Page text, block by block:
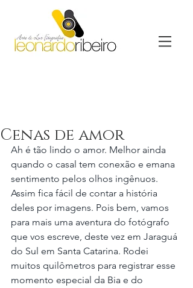
Cenas de amor
Ah é tão lindo o amor. Melhor ainda
quando o casal tem conexão e emana
sentimento pelos olhos ingênuos.
Assim fica fácil de contar a história
deles por imagens. Pois bem, vamos
para mais uma aventura do fotógrafo
que vos escreve, deste vez em Jaraguá
do Sul em Santa Catarina. Rodei
muitos quilômetros para registrar esse
momento especial da Bia e do